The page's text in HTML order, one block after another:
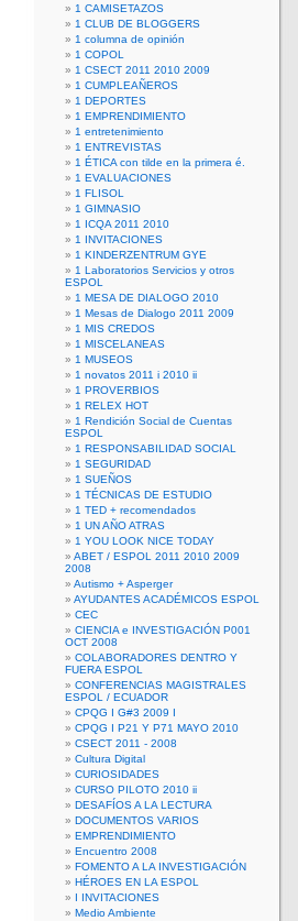
1 CAMISETAZOS
1 CLUB DE BLOGGERS
1 columna de opinión
1 COPOL
1 CSECT 2011 2010 2009
1 CUMPLEAÑEROS
1 DEPORTES
1 EMPRENDIMIENTO
1 entretenimiento
1 ENTREVISTAS
1 ÉTICA con tilde en la primera é.
1 EVALUACIONES
1 FLISOL
1 GIMNASIO
1 ICQA 2011 2010
1 INVITACIONES
1 KINDERZENTRUM GYE
1 Laboratorios Servicios y otros
ESPOL
1 MESA DE DIALOGO 2010
1 Mesas de Dialogo 2011 2009
1 MIS CREDOS
1 MISCELANEAS
1 MUSEOS
1 novatos 2011 i 2010 ii
1 PROVERBIOS
1 RELEX HOT
1 Rendición Social de Cuentas
ESPOL
1 RESPONSABILIDAD SOCIAL
1 SEGURIDAD
1 SUEÑOS
1 TÉCNICAS DE ESTUDIO
1 TED + recomendados
1 UN AÑO ATRAS
1 YOU LOOK NICE TODAY
ABET / ESPOL 2011 2010 2009
2008
Autismo + Asperger
AYUDANTES ACADÉMICOS ESPOL
CEC
CIENCIA e INVESTIGACIÓN P001
OCT 2008
COLABORADORES DENTRO Y
FUERA ESPOL
CONFERENCIAS MAGISTRALES
ESPOL / ECUADOR
CPQG I G#3 2009 I
CPQG I P21 Y P71 MAYO 2010
CSECT 2011 - 2008
Cultura Digital
CURIOSIDADES
CURSO PILOTO 2010 ii
DESAFÍOS A LA LECTURA
DOCUMENTOS VARIOS
EMPRENDIMIENTO
Encuentro 2008
FOMENTO A LA INVESTIGACIÓN
HÉROES EN LA ESPOL
I INVITACIONES
Medio Ambiente